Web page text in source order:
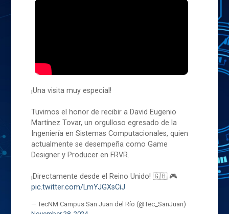
¡Una visita muy especial!
Tuvimos el honor de recibir a David Eugenio
Martínez Tovar, un orgulloso egresado de la
Ingeniería en Sistemas Computacionales, quien
actualmente se desempeña como Game
Designer y Producer en FRVR.
¡Directamente desde el Reino Unido! 🇬🇧 🎮
pic.twitter.com/LmYJGXsCiJ
— TecNM Campus San Juan del Río (@Tec_SanJuan)